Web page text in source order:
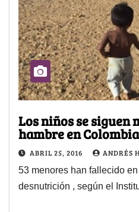
Los niños se siguen
hambre en Colombia
ABRIL 25, 2016 ANDRÉS
53 menores han fallecido
desnutrición , según el